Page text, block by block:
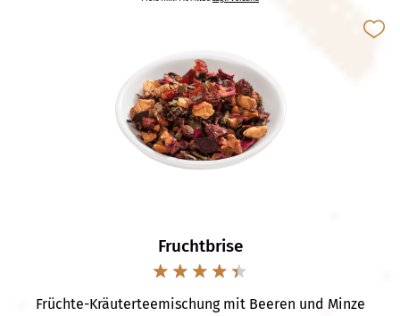
Fruchtbrise
Früchte-Kräuterteemischung mit Beeren und Minze